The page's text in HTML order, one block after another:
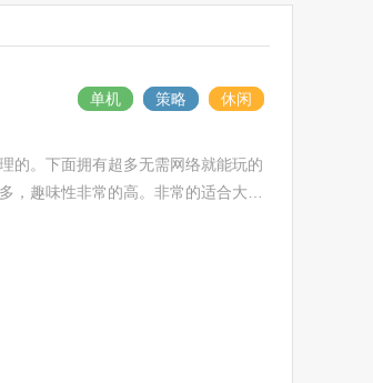
单机 策略 休闲
的。下面拥有超多无需网络就能玩的
，趣味性非常的高。非常的适合大家